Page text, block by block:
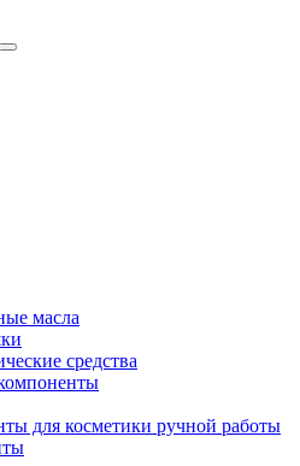
масла
средства
для косметики ручной работы